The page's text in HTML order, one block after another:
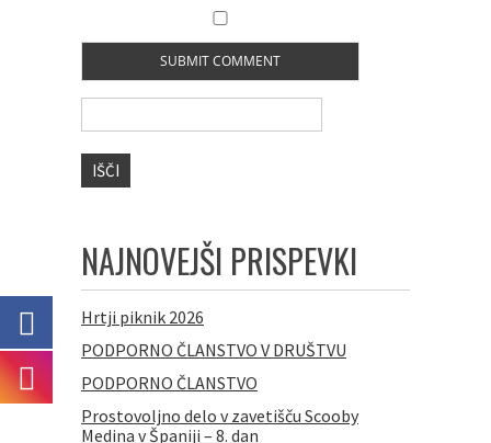
NAJNOVEJŠI PRISPEVKI
Hrtji piknik 2026
PODPORNO ČLANSTVO V DRUŠTVU
PODPORNO ČLANSTVO
Prostovoljno delo v zavetišču Scooby
Medina v Španiji – 8. dan